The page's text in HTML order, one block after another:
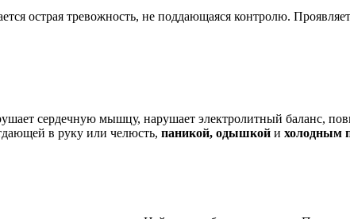
острая тревожность, не поддающаяся контролю.
сердечную мышцу, нарушает электролитный баланс,
в руку или челюсть, паникой, одышкой и холодным